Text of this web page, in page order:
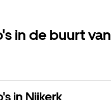
in de buurt van
in Nijkerk